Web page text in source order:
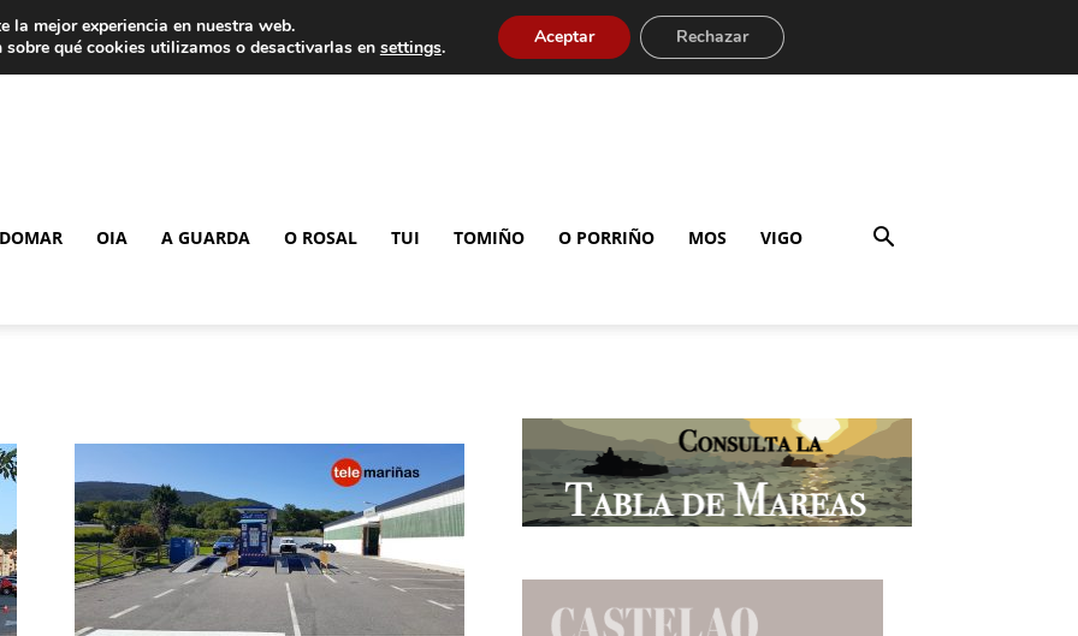
OIA A GUARDA O ROSAL TUI TOMIÑO O PORRIÑO MOS VIGO
la mejor experiencia en nuestra web.
qué cookies utilizamos o desactivarlas en settings. Aceptar Rechazar